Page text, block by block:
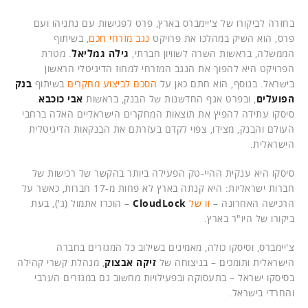
בחזרה לביקורו של צ'יימברס בארץ, פרט לפגישות עם נתניהו ועם
פרס, הוא השיק במהלכו את פרויקט נגב מזרחי חכם, בשיתוף
הממשלה, בראשות השרה לשוויון חברתי, גילה גמליאל. מטרת
הפרויקט היא להפוך את הנגב המזרחי למחוז הדיגיטלי הראשון
בישראל. בנוסף, הוא חתם כאן על הסכם לביצוע מחקרים בשיתוף בנק
הפועלים, ובפרט אגף החדשנות של הבנק, בראשות אבי כוכבא.
סיסקו עתידה להפיץ את תוצאות המחקרים הישראליים האלה ברחבי
העולם והבנק, מצידו, צפוי לקדם בעזרתם את הבנקאות הדיגיטלית
הישראלית.
סיסקו היא ענקית ההיי-טק הפעילה ביותר בהקשר של רכישות של
חברות ישראליות: היא קנתה בארץ לא פחות מ-17 חברות, כאשר על
הרכישה האחרונה – זו של CloudLock – הוכרז אתמול (ג'), בעת
ביקורו של היו"ר בארץ.
צ'יימברס, וסיסקו כולה, מאמינים בשילוב כל המגזרים בחברה
הישראלית ותומכים – בניצוחה של זיקה אבצוק, מנהלת קשרי קהילה
בסיסקו ישראל – בתעסוקה ובפעילויות מחשוב גם במגזרים הערבי
והחרדי בישראל.